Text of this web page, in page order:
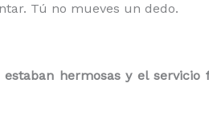
Tú no mueves un dedo.
hermosas y el servicio